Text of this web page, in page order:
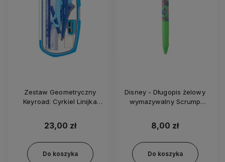
Zestaw Geometryczny
Keyroad: Cyrkiel Linijka
23,00 zł
Do koszyka
Disney - Długopis żelowy
wymazywalny Scrump
8,00 zł
Do koszyka